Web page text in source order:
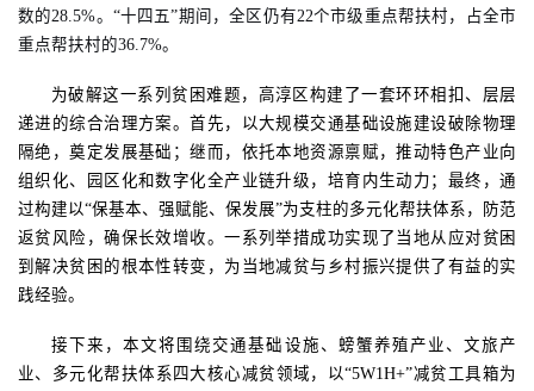
数的28.5%。“十四五”期间，全区仍有22个市级重点帮扶村，占全市
重点帮扶村的36.7%。
为破解这一系列贫困难题，高淳区构建了一套环环相扣、层层
递进的综合治理方案。首先，以大规模交通基础设施建设破除物理
隔绝，奠定发展基础；继而，依托本地资源禀赋，推动特色产业向
组织化、园区化和数字化全产业链升级，培育内生动力；最终 ，通
过构建以“保基本、强赋能、保发展”为支柱的多元化帮扶体系，防范
返贫风险，确保长效增收。一系列举措成功实现了当地从应对贫困
到解决贫困的根本性转变，为当地减贫与乡村振兴提供了 有益的实
践经验。
接下来，本文将围绕交通基础设施、螃蟹养殖产业、文旅产
业、多元化帮扶体系四大核心减贫领域，以“5W1H+”减贫工具箱为